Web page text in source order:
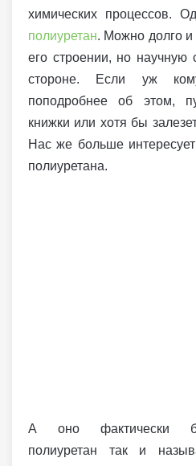
химических процессов.
полиуретан. Можно долго и
его строении, но
стороне. Если уж
поподробнее об этом,
книжки или хотя бы
Нас же больше
полиуретана.
А оно фактически
полиуретан так и